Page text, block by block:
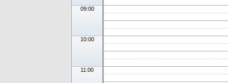
09:00
10:00
11:00